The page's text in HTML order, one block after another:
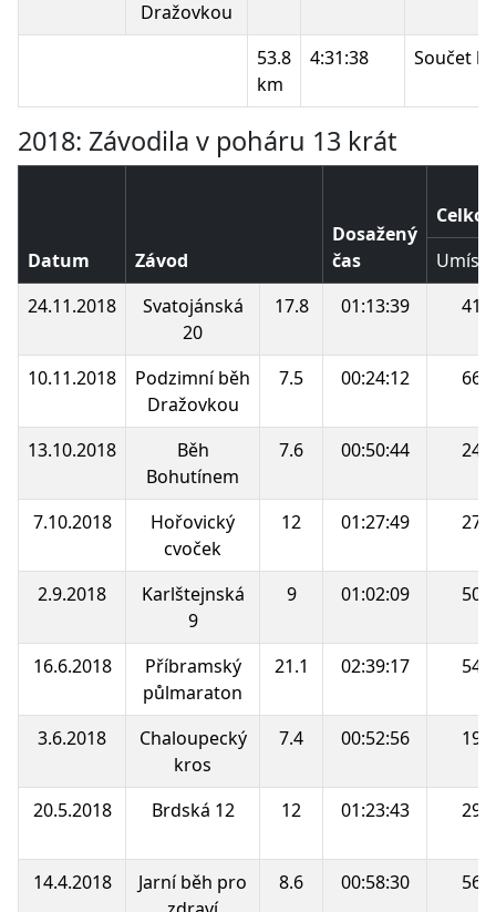
Dražovkou
53.8
km
4:31:38 Součet
2018: Závodila v poháru 13 krát
Datum Závod
Dosažený
čas
24.11.2018
Svatojánská
20
17.8 01:13:39 41.
10.11.2018
Podzimní běh
Dražovkou
7.5 00:24:12 66.
13.10.2018
Běh
Bohutínem
7.6 00:50:44 24.
7.10.2018
Hořovický
cvoček
12 01:27:49 27.
2.9.2018
Karlštejnská
9
9 01:02:09 50.
16.6.2018
Příbramský
půlmaraton
21.1 02:39:17 54.
3.6.2018
Chaloupecký
kros
7.4 00:52:56 19.
20.5.2018 Brdská 12 12 01:23:43 29.
14.4.2018
Jarní běh pro
8.6 00:58:30 56.